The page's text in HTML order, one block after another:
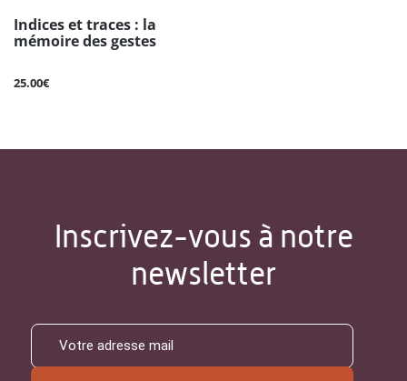
Indices et traces : la
mémoire des gestes
25.00€
Inscrivez-vous à notre
newsletter